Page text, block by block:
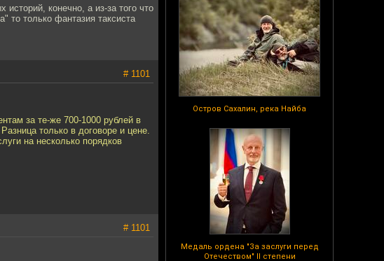
Остров Сахалин, река Найба
Медаль ордена "За заслуги перед
Отечеством" II степени
конечно, а из-за того что
то только фантазия таксиста
# 1101
за те-же 700-1000 рублей в
только в договоре и цене.
на несколько порядков
# 1101